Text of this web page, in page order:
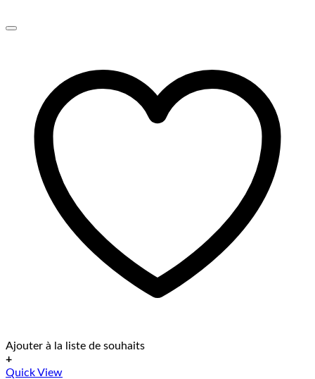
Ajouter à la liste de souhaits
+
Quick View